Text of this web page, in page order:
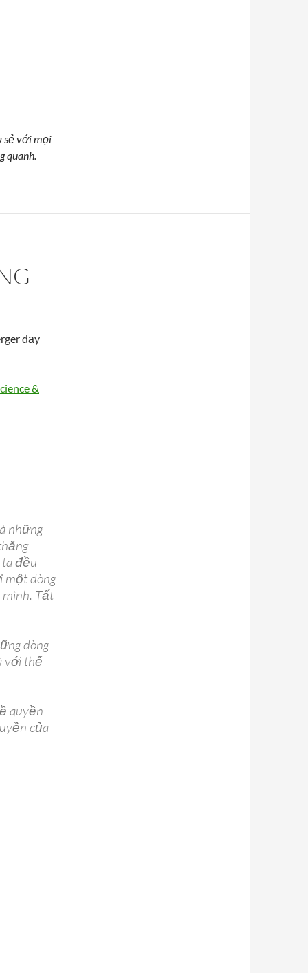
sẻ với mọi
quanh.
dạy
&
những
đều
một dòng
mình. Tất
dòng
với thế
quyền
của